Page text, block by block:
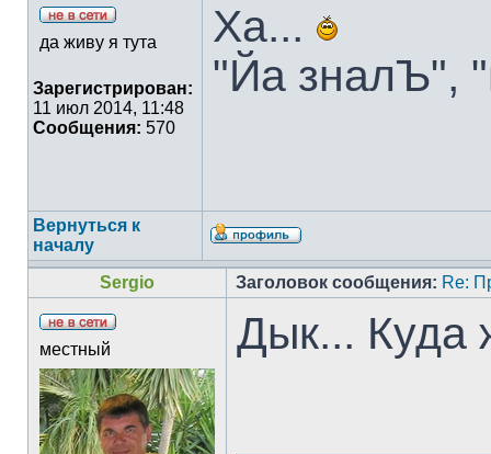
да живу я тута
Зарегистрирован:
11 июл 2014, 11:48
Сообщения: 570
Ха...
"Йа зналЪ",
Вернуться к
началу
Sergio
Заголовок сообщения: Re:
местный
Дык... Куда